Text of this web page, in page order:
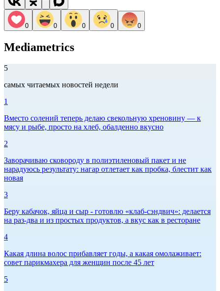
0 0 0 0 0
Mediametrics
5
самых читаемых новостей недели
1
Вместо солений теперь делаю свекольную хреновину — к
мясу и рыбе, просто на хлеб, обалденно вкусно
2
Заворачиваю сковороду в полиэтиленовый пакет и не
нарадуюсь результату: нагар отлетает как пробка, блестит как
новая
3
Беру кабачок, яйца и сыр - готовлю «клаб-сэндвич»: делается
на раз-два и из простых продуктов, а вкус как в ресторане
4
Какая длина волос прибавляет годы, а какая омолаживает:
совет парикмахера для женщин после 45 лет
5